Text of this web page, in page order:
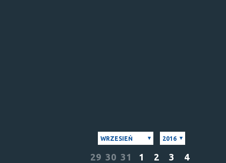
WRZESIEŃ 2016
29 30 31 1 2 3
4